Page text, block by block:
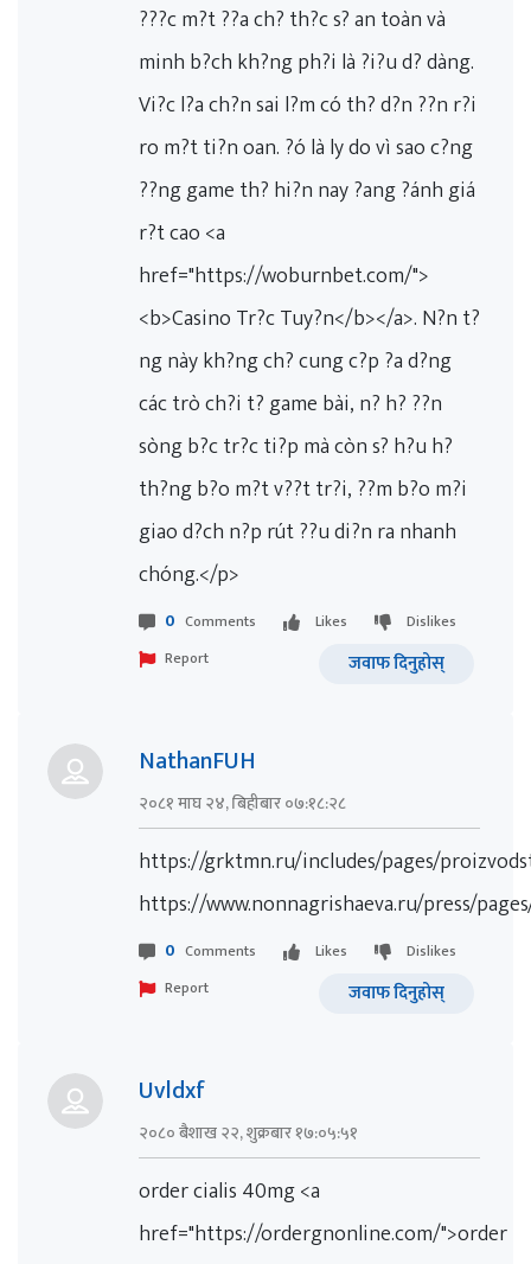
???c m?t ??a ch? th?c s? an toàn và
minh b?ch kh?ng ph?i là ?i?u d? dàng.
Vi?c l?a ch?n sai l?m có th? d?n ??n r?i
ro m?t ti?n oan. ?ó là ly do vì sao c?ng
??ng game th? hi?n nay ?ang ?ánh giá
r?t cao <a
href="https://woburnbet.com/">
<b>Casino Tr?c Tuy?n</b></a>. N?n t?
ng này kh?ng ch? cung c?p ?a d?ng
các trò ch?i t? game bài, n? h? ??n
sòng b?c tr?c ti?p mà còn s? h?u h?
th?ng b?o m?t v??t tr?i, ??m b?o m?i
giao d?ch n?p rút ??u di?n ra nhanh
chóng.</p>
0 Comments Likes
Dislikes
Report
जवाफ दिनुहोस्
NathanFUH
२०८१ माघ २४, बिहीबार ०७:१८:२८
https://grktmn.ru/includes/pages/
https://www.nonnagrishaeva.ru/press/
0 Comments Likes
Dislikes
Report
जवाफ दिनुहोस्
Uvldxf
२०८० बैशाख २२, शुक्रबार १७:०५:५१
order cialis 40mg <a
href="https://ordergnonline.com/">order